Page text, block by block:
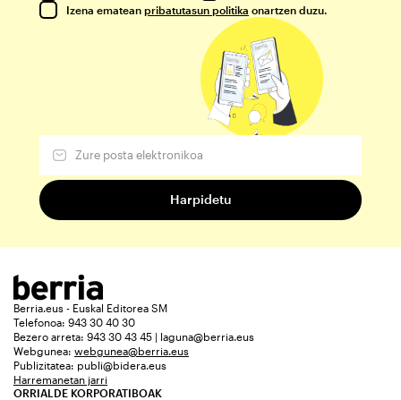
Izena ematean pribatutasun politika onartzen duzu.
Berria.eus - Euskal Editorea SM
Telefonoa: 943 30 40 30
Bezero arreta: 943 30 43 45 | laguna@berria.eus
Webgunea: webgunea@berria.eus
Publizitatea: publi@bidera.eus
Harremanetan jarri
ORRIALDE KORPORATIBOAK